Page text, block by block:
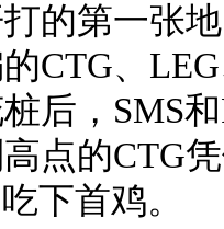
的第一张
CTG、
后，SMS
点的CTG
下首鸡。